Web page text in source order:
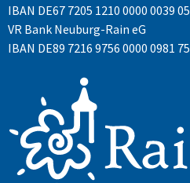
IBAN DE67 7205 1210 0000 0039 05
VR Bank Neuburg-Rain eG
IBAN DE89 7216 9756 0000 0981 75